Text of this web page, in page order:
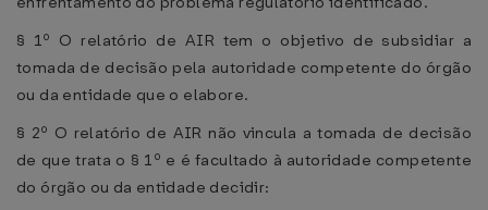
§ 1º O relatório de AIR tem o objetivo de subsidiar a
tomada de decisão pela autoridade competente do órgão
ou da entidade que o elabore.
§ 2º O relatório de AIR não vincula a tomada de decisão
de que trata o § 1º e é facultado à autoridade competente
do órgão ou da entidade decidir: